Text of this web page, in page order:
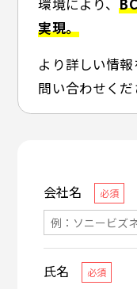
実現。
より詳しい情
問い合わせくだ